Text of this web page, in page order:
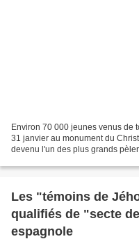
Environ 70 000 jeunes venus de
31 janvier au monument du
devenu l'un des plus grands
Les "témoins de
qualifiés de "secte
espagnole